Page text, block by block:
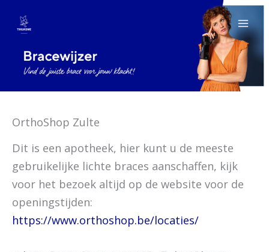
naar
inhoud
OrthoShop Zulte
Dit is een apotheek, hier kunt u de meeste
gebruikelijke lichte braces aanschaffen, kijk
voor het bezoek altijd op de website voor de
openingstijden:
https://www.orthoshop.be/locaties/